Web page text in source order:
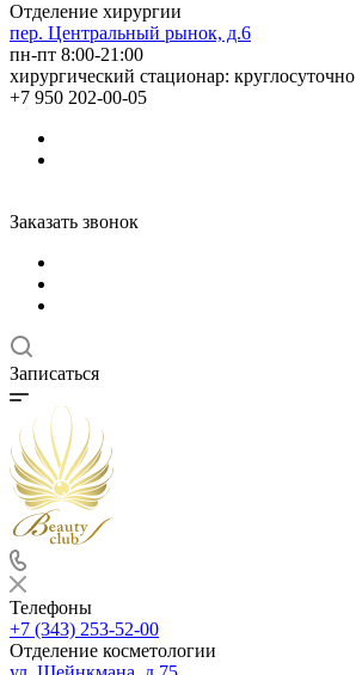
Отделение хирургии
пер. Центральный рынок, д.6
пн-пт 8:00-21:00
хирургический стационар: круглосуточно
+7 950 202-00-05
Заказать звонок
Записаться
Телефоны
+7 (343) 253-52-00
Отделение косметологии